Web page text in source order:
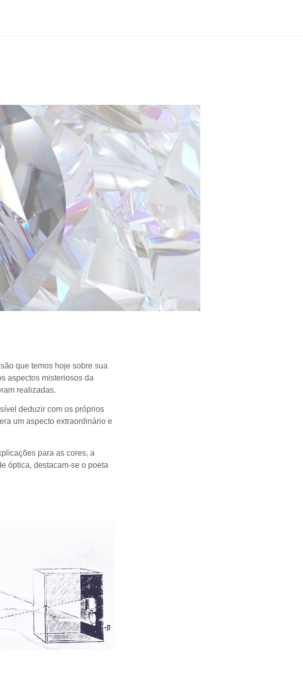
que temos hoje sobre sua
aspectos misteriosos da
realizadas.
deduzir com os próprios
era um aspecto extraordinário e
para as cores, a
óptica, destacam-se o poeta